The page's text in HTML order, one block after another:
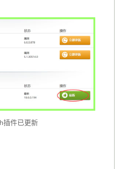
插件已更新